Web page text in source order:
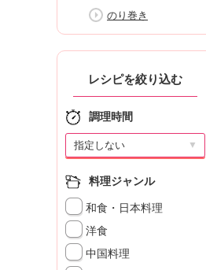
のり巻き
レシピを絞り込む
調理時間
▼
料理ジャンル
和食・日本料理
洋食
中国料理